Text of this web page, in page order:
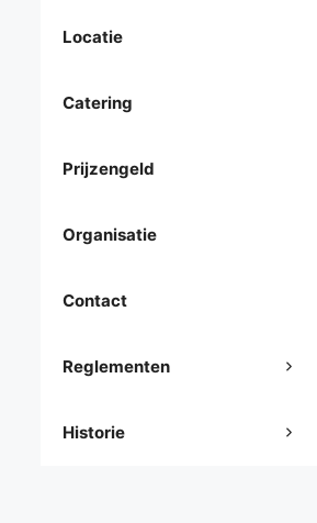
Locatie
Catering
Prijzengeld
Organisatie
Contact
Reglementen
Historie